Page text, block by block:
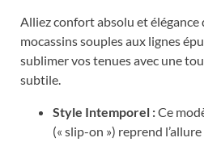
Alliez confort absolu et élégance
mocassins souples aux lignes
sublimer vos tenues avec une
subtile.
Style Intemporel :Ce
(« slip-on ») reprend